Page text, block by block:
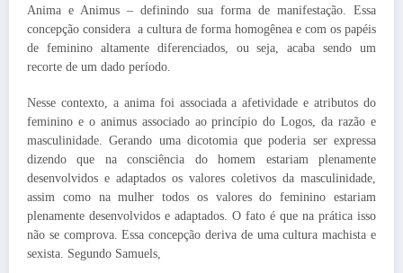
Anima e Animus – definindo sua forma de manifestação. Essa
concepção considera a cultura de forma homogênea e com os papéis
de feminino altamente diferenciados, ou seja, acaba sendo um
recorte de um dado período.
Nesse contexto, a anima foi associada a afetividade e atributos do
feminino e o animus associado ao princípio do Logos, da razão e
masculinidade. Gerando uma dicotomia que poderia ser expressa
dizendo que na consciência do homem estariam plenamente
desenvolvidos e adaptados os valores coletivos da masculinidade,
assim como na mulher todos os valores do feminino estariam
plenamente desenvolvidos e adaptados. O fato é que na prática isso
não se comprova. Essa concepção deriva de uma cultura machista e
sexista. Segundo Samuels,